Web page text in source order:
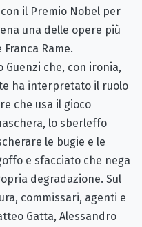
il Premio Nobel per
una delle opere più
Rame.
che, con ironia,
ha interpretato il ruolo
che usa il gioco
lo sberleffo
le bugie e le
e sfacciato che nega
degradazione. Sul
commissari, agenti e
Gatta, Alessandro